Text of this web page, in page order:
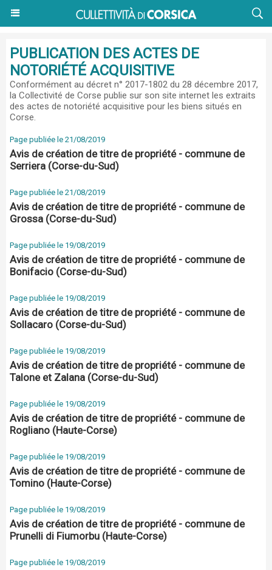
PUBLICATION DES ACTES DE
NOTORIÉTÉ ACQUISITIVE
Conformément au décret n° 2017-1802 du 28 décembre 2017,
la Collectivité de Corse publie sur son site internet les extraits
des actes de notoriété acquisitive pour les biens situés en
Corse.
Page publiée le 21/08/2019
Avis de création de titre de propriété - commune de
Serriera (Corse-du-Sud)
Page publiée le 21/08/2019
Avis de création de titre de propriété - commune de
Grossa (Corse-du-Sud)
Page publiée le 19/08/2019
Avis de création de titre de propriété - commune de
Bonifacio (Corse-du-Sud)
Page publiée le 19/08/2019
Avis de création de titre de propriété - commune de
Sollacaro (Corse-du-Sud)
Page publiée le 19/08/2019
Avis de création de titre de propriété - commune de
Talone et Zalana (Corse-du-Sud)
Page publiée le 19/08/2019
Avis de création de titre de propriété - commune de
Rogliano (Haute-Corse)
Page publiée le 19/08/2019
Avis de création de titre de propriété - commune de
Tomino (Haute-Corse)
Page publiée le 19/08/2019
Avis de création de titre de propriété - commune de
Prunelli di Fiumorbu (Haute-Corse)
Page publiée le 19/08/2019